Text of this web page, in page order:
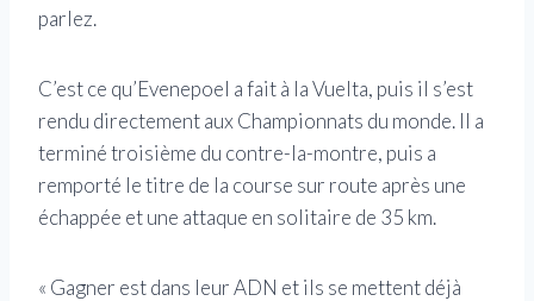
parlez.
C’est ce qu’Evenepoel a fait à la Vuelta, puis il s’est
rendu directement aux Championnats du monde. Il a
terminé troisième du contre-la-montre, puis a
remporté le titre de la course sur route après une
échappée et une attaque en solitaire de 35 km.
« Gagner est dans leur ADN et ils se mettent déjà